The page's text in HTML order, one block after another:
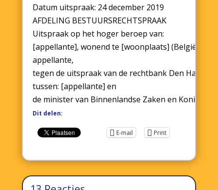
Datum uitspraak: 24 december 2019
AFDELING BESTUURSRECHTSPRAAK
Uitspraak op het hoger beroep van:
[appellante], wonend te [woonplaats] (België),
appellante,
tegen de uitspraak van de rechtbank Den Haag
tussen: [appellante] en
de minister van Binnenlandse Zaken en
Dit delen:
E-mail Print